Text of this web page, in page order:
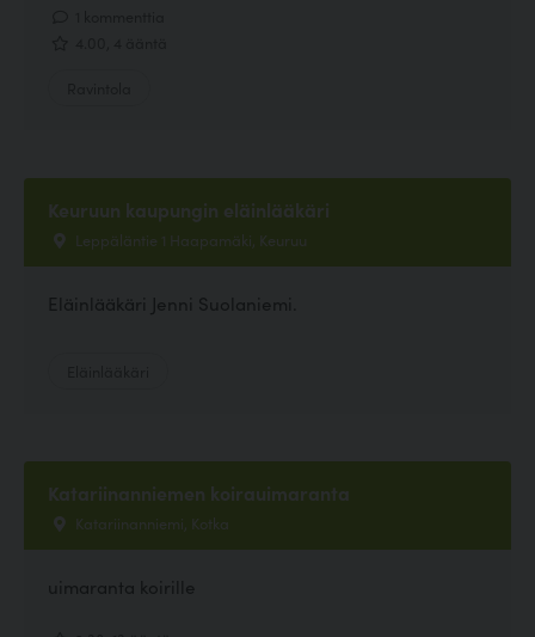
Keuruun kaupungin eläinlääkäri
Leppäläntie 1 Haapamäki, Keuruu
Eläinlääkäri Jenni Suolaniemi.
Katariinanniemen koirauimaranta
Katariinanniemi, Kotka
uimaranta koirille